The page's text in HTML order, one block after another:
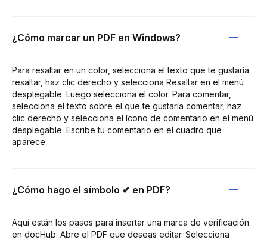
¿Cómo marcar un PDF en Windows?
Para resaltar en un color, selecciona el texto que te gustaría
resaltar, haz clic derecho y selecciona Resaltar en el menú
desplegable. Luego selecciona el color. Para comentar,
selecciona el texto sobre el que te gustaría comentar, haz
clic derecho y selecciona el ícono de comentario en el menú
desplegable. Escribe tu comentario en el cuadro que
aparece.
¿Cómo hago el símbolo ✔ en PDF?
Aquí están los pasos para insertar una marca de verificación
en docHub. Abre el PDF que deseas editar. Selecciona